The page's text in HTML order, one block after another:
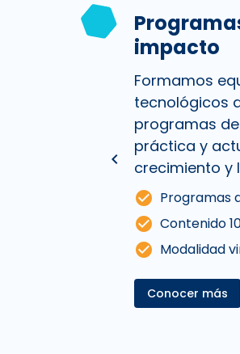
impacto
Formamos
tecnológicos
programas
práctica y
crecimiento y
check_circle Programas
check_circle Contenido
check_circle Modalidad
Conocer más
keyboard_arrow_left